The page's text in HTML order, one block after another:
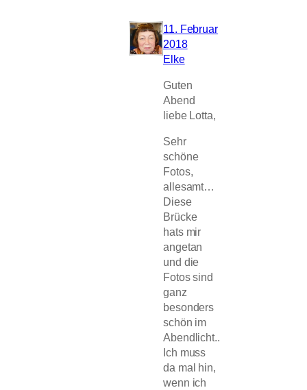
11. Februar
2018
Elke
Guten
Abend
liebe Lotta,
Sehr
schöne
Fotos,
allesamt…
Diese
Brücke
hats mir
angetan
und die
Fotos sind
ganz
besonders
schön im
Abendlicht..
Ich muss
da mal hin,
wenn ich